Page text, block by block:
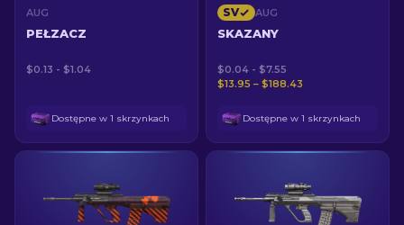
AUG
PEŁZACZ
$0.13 - $1.04
Dostępne w 1 skrzynkach
SV AUG
SKAZANY
$0.04 - $7.55
$13.95 – $188.43
Dostępne w 1 skrzynkach